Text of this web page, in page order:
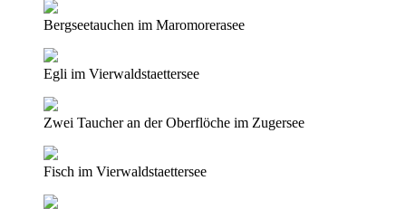
Bergseetauchen im Maromorerasee
Egli im Vierwaldstaettersee
Zwei Taucher an der Oberflöche im Zugersee
Fisch im Vierwaldstaettersee